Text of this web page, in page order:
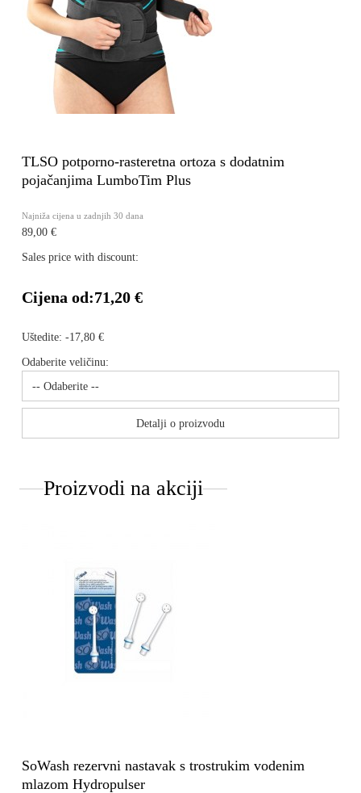
TLSO potporno-rasteretna ortoza s dodatnim
pojačanjima LumboTim Plus
Najniža cijena u zadnjih 30 dana
89,00 €
Sales price with discount:
Cijena od:71,20 €
Uštedite: -17,80 €
Odaberite veličinu:
Detalji o proizvodu
Proizvodi na akciji
SoWash rezervni nastavak s trostrukim vodenim
mlazom Hydropulser